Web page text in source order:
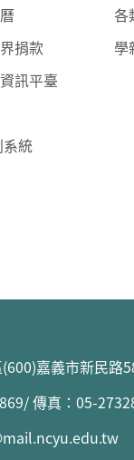
捐款
訊平臺
統
各
學
(600)嘉義市新民路
傳真：05-